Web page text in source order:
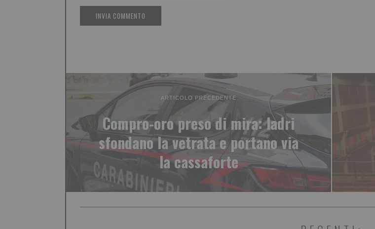
ARTICOLO PRECEDENTE
Compro-oro preso di mira: ladri
sfondano la vetrata e portano via
la cassaforte